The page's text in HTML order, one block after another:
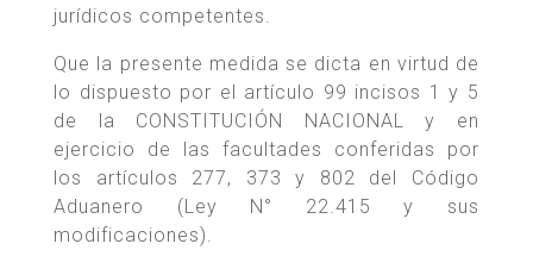
jurídicos competentes.
Que la presente medida se dicta en virtud de
lo dispuesto por el artículo 99 incisos 1 y 5
de la CONSTITUCIÓN NACIONAL y en
ejercicio de las facultades conferidas por
los artículos 277, 373 y 802 del Código
Aduanero (Ley N° 22.415 y sus
modificaciones).